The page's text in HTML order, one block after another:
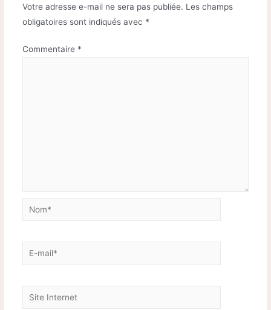
Votre adresse e-mail ne sera pas publiée. Les champs
obligatoires sont indiqués avec *
Commentaire *